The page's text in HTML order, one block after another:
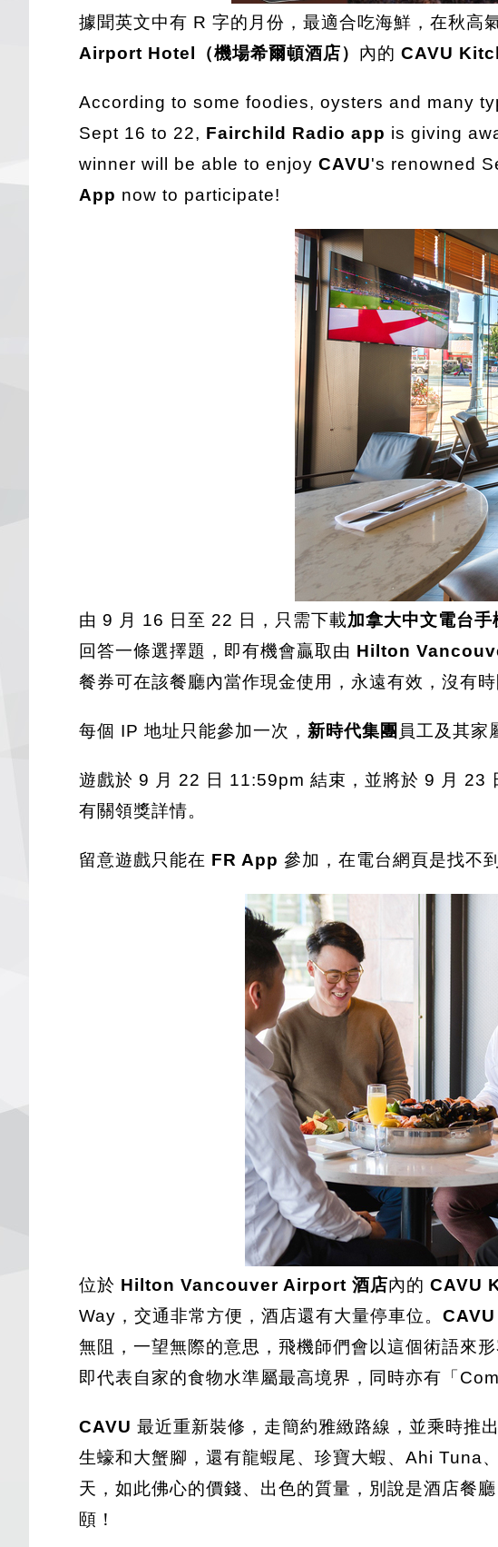
據聞英文中有 R 字的月份，最適合吃海鮮，在秋高
Airport Hotel（機場希爾頓酒店） 內的 CAVU
According to some foodies, oysters and many
Sept 16 to 22, Fairchild Radio app is giving
winner will be able to enjoy CAVU's renowned
App now to participate!
由 9 月 16 日至 22 日，只需下載加拿大中文電台
回答一條選擇題，即有機會贏取由 Hilton
餐券可在該餐廳內當作現金使用，永遠有效，沒有時
每個 IP 地址只能參加一次， 新時代集團 員工及其家
遊戲於 9 月 22 日 11:59pm 結束，並將於 9 月 23
有關領獎詳情。
留意遊戲只能在 FR App 參加，在電台網頁是找不
位於 Hilton Vancouver Airport 酒店內的 CAVU
Way，交通非常方便，酒店還有大量停車位。 CAVU
無阻，一望無際的意思，飛機師們會以這個術語來形
即代表自家的食物水準屬最高境界，同時亦有「
CAVU 最近重新裝修，走簡約雅緻路線，並乘時推
生蠔和大蟹腳，還有龍蝦尾、珍寶大蝦、Ahi Tuna
天，如此佛心的價錢、出色的質量，別說是酒店餐
頤！